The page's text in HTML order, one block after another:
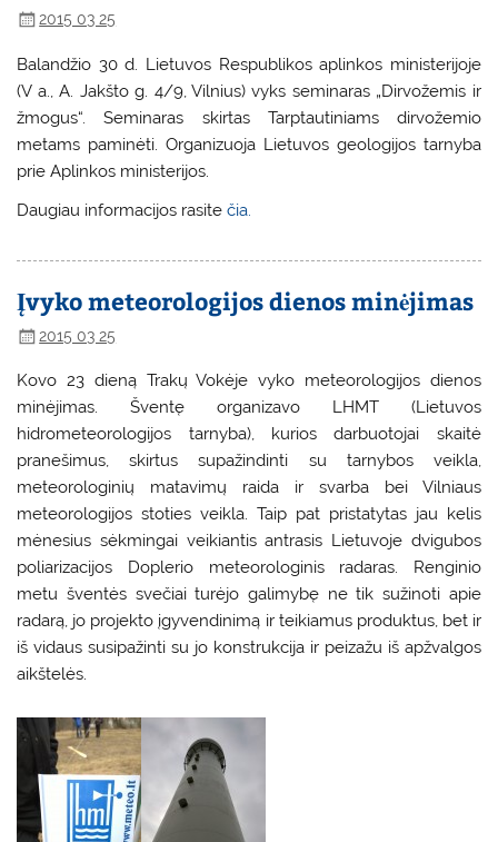
2015 03 25
Balandžio 30 d. Lietuvos Respublikos aplinkos ministerijoje
(V a., A. Jakšto g. 4/9, Vilnius) vyks seminaras „Dirvožemis ir
žmogus“. Seminaras skirtas Tarptautiniams dirvožemio
metams paminėti. Organizuoja Lietuvos geologijos tarnyba
prie Aplinkos ministerijos.
Daugiau informacijos rasitečia.
Įvyko meteorologijos dienos minėjimas
2015 03 25
Kovo 23 dieną Trakų Vokėje vyko meteorologijos dienos
minėjimas. Šventę organizavo LHMT (Lietuvos
hidrometeorologijos tarnyba), kurios darbuotojai skaitė
pranešimus, skirtus supažindinti su tarnybos veikla,
meteorologinių matavimų raida ir svarba bei Vilniaus
meteorologijos stoties veikla. Taip pat pristatytas jau kelis
mėnesius sėkmingai veikiantis antrasis Lietuvoje dvigubos
poliarizacijos Doplerio meteorologinis radaras. Renginio
metu šventės svečiai turėjo galimybę ne tik sužinoti apie
radarą, jo projekto įgyvendinimą ir teikiamus produktus, bet ir
iš vidaus susipažinti su jo konstrukcija ir peizažu iš apžvalgos
aikštelės.